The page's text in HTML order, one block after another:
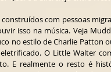
com pessoas
isso na música. Veja
no estilo de Charlie Patton
O Little Walter
E realmente o resto é